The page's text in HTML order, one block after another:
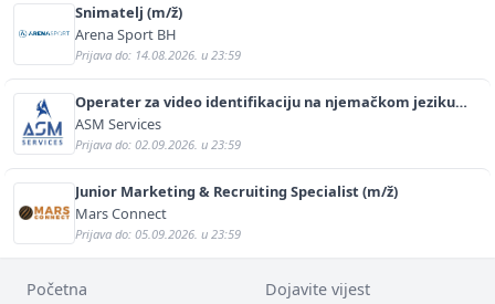
Snimatelj (m/ž)
Arena Sport BH
Prijava do: 14.08.2026. u 23:59
Operater za video identifikaciju na njemačkom jeziku
(m/ž)
ASM Services
Prijava do: 02.09.2026. u 23:59
Junior Marketing & Recruiting Specialist (m/ž)
Mars Connect
Prijava do: 05.09.2026. u 23:59
Početna Dojavite vijest